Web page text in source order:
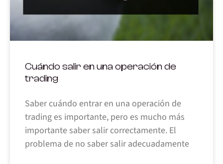
Cuándo salir en una operación de
trading
Saber cuándo entrar en una operación de
trading es importante, pero es mucho más
importante saber salir correctamente. El
problema de no saber salir adecuadamente